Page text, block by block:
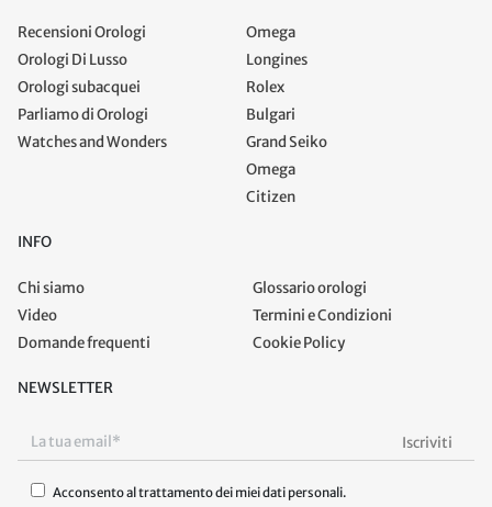
Recensioni Orologi
Orologi Di Lusso
Orologi subacquei
Parliamo di Orologi
Watches and Wonders
Omega
Longines
Rolex
Bulgari
Grand Seiko
Omega
Citizen
INFO
Chi siamo
Video
Domande frequenti
Glossario orologi
Termini e Condizioni
Cookie Policy
NEWSLETTER
Acconsento al trattamento dei miei dati personali.